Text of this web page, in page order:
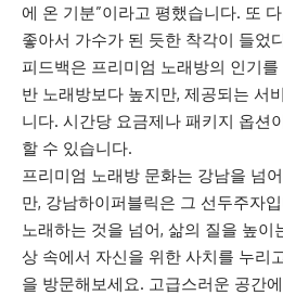
에 온 기분”이라고 평했습니다. 또
좋아서 가수가 된 듯한 착각이 들었
피드백은 프리미엄 노래방의 인기
반 노래방보다 높지만, 제공되는 서
니다. 시간당 요금제나 패키지 옵션
할 수 있습니다.
프리미엄 노래방 문화는 강남을 넘
만, 강남하이퍼블릭은 그 선두주자
노래하는 것을 넘어, 삶의 질을 높이
상 속에서 자신을 위한 사치를 누리
을 방문해보세요. 고급스러운 공간